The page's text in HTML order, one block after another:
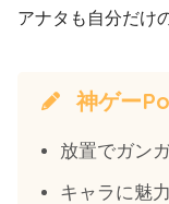
アナタも自分だけ
神ゲー
放置でガン
キャラに魅